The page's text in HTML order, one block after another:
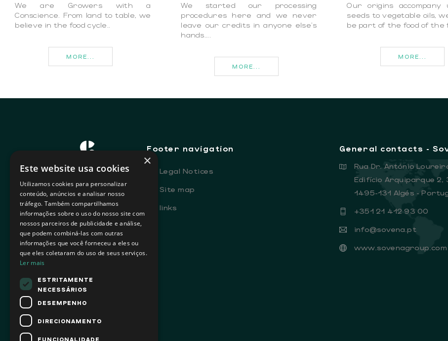
We are Growers with a
Conscience. From land to table, we
believe in the food cycle..
MORE...
We started our processing
procedures here and we never
leave our credits in anyone else's
hands....
MORE...
Our origins accompany
seeds to vegetable oils,
be part of the food of the
MORE...
Footer navigation
Legal Notices
Site map
links
General contacts -
Rua Dr. António
Edifício Arquiparque 2,
1495-131 Algés -
+351 21 412 93 00
info@sovena.pt
www.sovenagroup.com
×
Este website usa cookies
Utilizamos cookies para personalizar
conteúdo, anúncios e analisar nosso
tráfego. Também compartilhamos
informações sobre o uso do nosso site com
nossos parceiros de publicidade e análise,
que podem combiná-las com outras
informações que você forneceu a eles ou
que eles coletaram do uso de seus serviços.
Ler mais
ESTRITAMENTE
NECESSÁRIOS
DESEMPENHO
DIRECIONAMENTO
FUNCIONALIDADE